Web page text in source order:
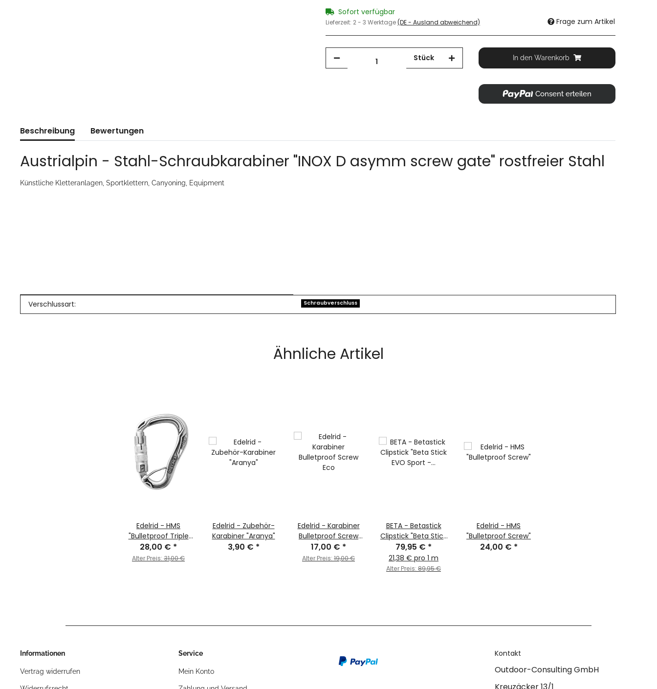
Sofort verfügbar
Lieferzeit: 2 - 3 Werktage(DE - Ausland abweichend) Frage zum Artikel
Stück In den Warenkorb
Consent erteilen
Beschreibung Bewertungen
Austrialpin - Stahl-Schraubkarabiner "INOX D asymm screw gate" rostfreier Stahl
Künstliche Kletteranlagen, Sportklettern, Canyoning, Equipment
Produkteigenschaft
Wert
Verschlussart: Schraubverschluss
Ähnliche Artikel
Edelrid - HMS
"Bulletproof Triple
FG Eco"
28,00 € *
Alter Preis: 31,00 €
Edelrid - Zubehör-
Karabiner "Aranya"
3,90 € *
Edelrid - Karabiner
Bulletproof Screw
Eco
17,00 € *
Alter Preis: 19,00 €
BETA - Betastick
Clipstick "Beta Stick
EVO Sport - Super
Standard" 74 - 374
cm
79,95 € *
21,38 € pro 1 m
Alter Preis: 89,95 €
Edelrid - HMS
"Bulletproof Screw"
24,00 € *
Informationen
Vertrag widerrufen
Service
Mein Konto
Kontakt
Outdoor-Consulting GmbH
Kreuzäcker 13/1